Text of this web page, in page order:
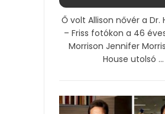
Ő volt Allison nővér a Dr.
– Friss fotókon a 46
Morrison Jennifer
House utolsó ...